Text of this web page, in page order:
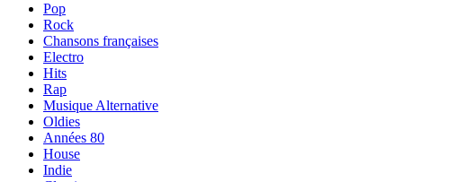
Pop
Rock
Chansons françaises
Electro
Hits
Rap
Musique Alternative
Oldies
Années 80
House
Indie